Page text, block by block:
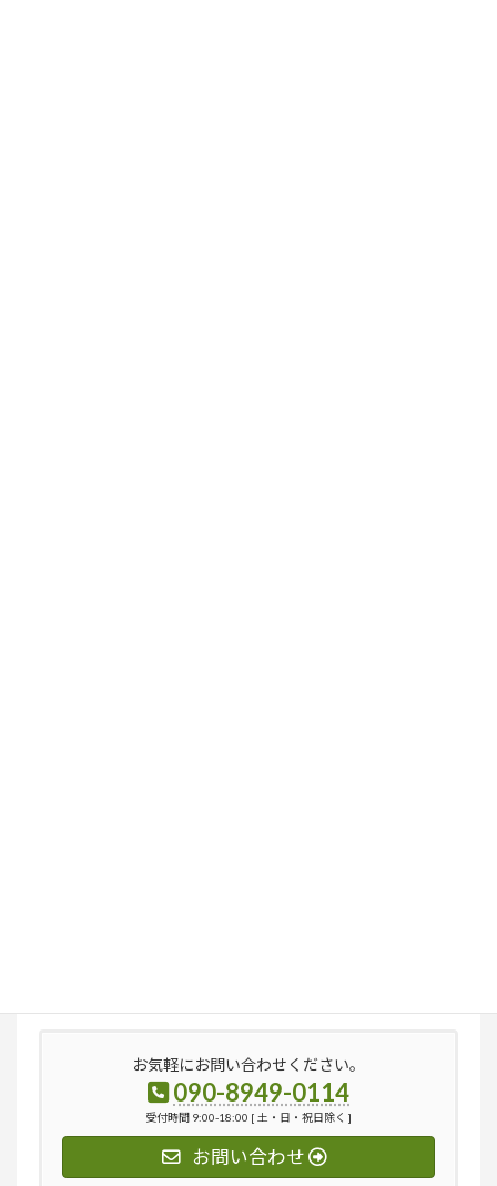
お気軽にお問い合わせください。
090-8949-0114
受付時間 9:00-18:00 [ 土・日・祝日除く ]
お問い合わせ